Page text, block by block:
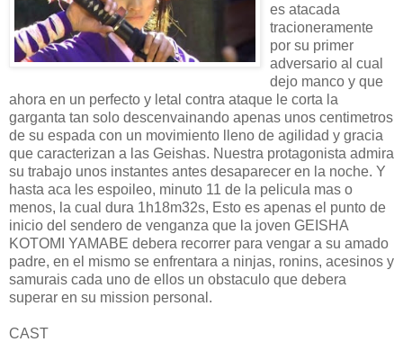
es atacada
tracioneramente
por su primer
adversario al cual
dejo manco y que
ahora en un perfecto y letal contra ataque le corta la
garganta tan solo descenvainando apenas unos centimetros
de su espada con un movimiento lleno de agilidad y gracia
que caracterizan a las Geishas. Nuestra protagonista admira
su trabajo unos instantes antes desaparecer en la noche. Y
hasta aca les espoileo, minuto 11 de la pelicula mas o
menos, la cual dura 1h18m32s, Esto es apenas el punto de
inicio del sendero de venganza que la joven GEISHA
KOTOMI YAMABE debera recorrer para vengar a su amado
padre, en el mismo se enfrentara a ninjas, ronins, acesinos y
samurais cada uno de ellos un obstaculo que debera
superar en su mission personal.
CAST